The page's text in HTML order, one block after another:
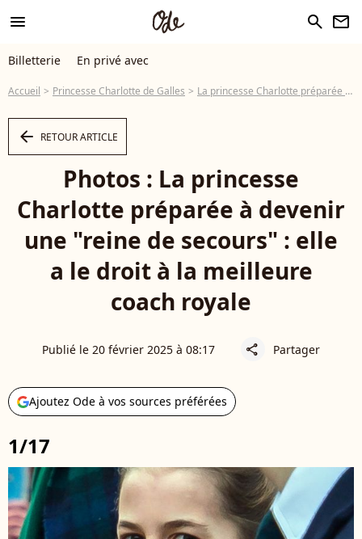
menu search newsletter
Billetterie En privé avec
Accueil Princesse Charlotte de Galles La princesse Charlotte préparée à devenir une "reine de secours" : elle a le droit à la meilleure coach royale
arrow_left RETOUR ARTICLE
Photos : La princesse
Charlotte préparée à devenir
une "reine de secours" : elle
a le droit à la meilleure
coach royale
Publié le 20 février 2025 à 08:17 share Partager
Ajoutez Ode à vos sources préférées
1/17